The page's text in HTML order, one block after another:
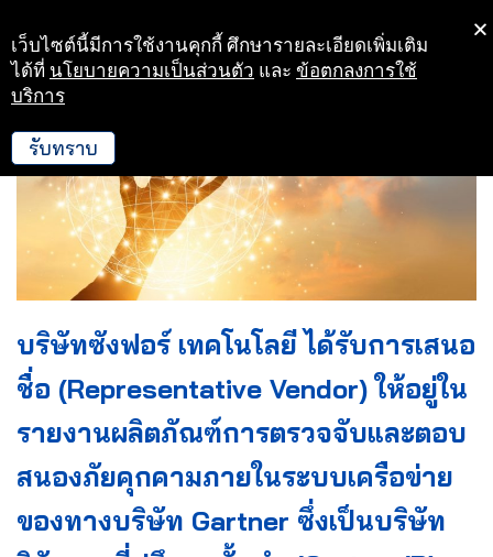
Skip
to
บริษัทซังฟอร์ เทคโนโลยี ได้รับการเสนอ
ชื่อ (Representative Vendor) ให้อยู่ใน
รายงานผลิตภัณฑ์การตรวจจับและตอบ
สนองภัยคุกคามภายในระบบเครือข่าย
ของทางบริษัท Gartner ซึ่งเป็นบริษัท
เว็บไซต์นี้มีการใช้งานคุกกี้ ศึกษารายละเอียดเพิ่มเติม
ได้ที่ นโยบายความเป็นส่วนตัว และ ข้อตกลงการใช้
บริการ
รับทราบ